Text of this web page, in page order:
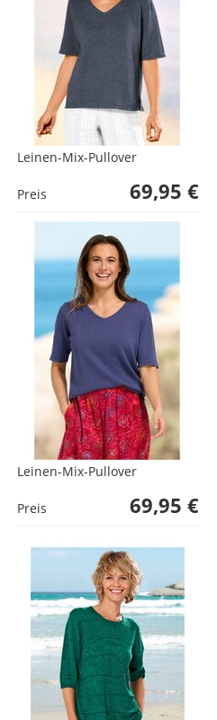
Leinen-Mix-Pullover
Preis 69,95 €
Leinen-Mix-Pullover
Preis 69,95 €